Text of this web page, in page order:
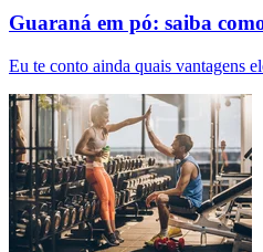
Guaraná em pó: saiba
Eu te conto ainda quais vantagens